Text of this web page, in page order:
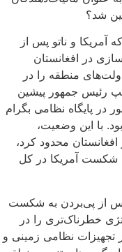
شد؟
آمریکا و ناتو پس از
در افغانستان
منطقه را در
رئیس جمهور پیشین
در پایگاه نظامی بگرام
با این وضعیت،
محدود کرد،
شکست آمریکا در کل
پس از پی‌بردن به شکست
خطرناک‌تری را در
تجهیزات نظامی زمینی و